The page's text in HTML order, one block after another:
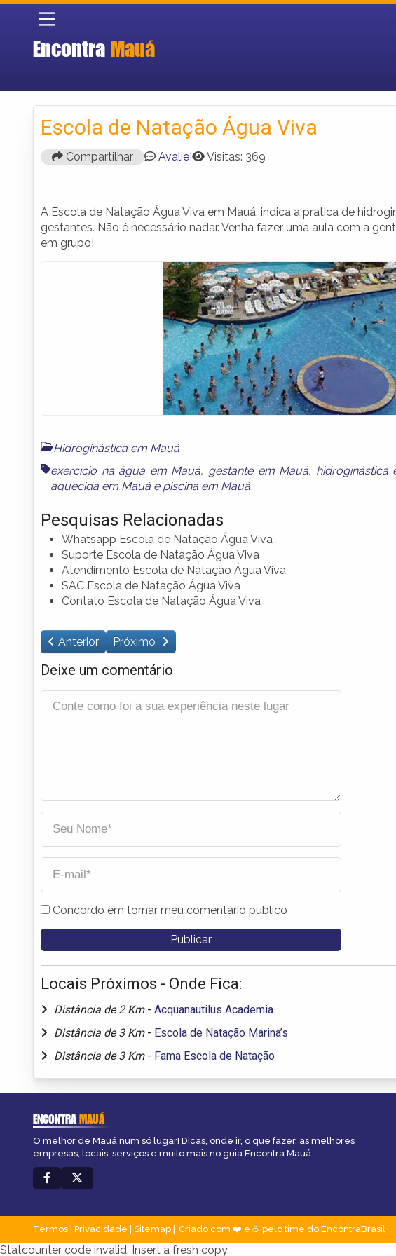
Encontra Mauá
Escola de Natação Água Viva
Compartilhar Avalie! Visitas: 369
A Escola de Natação Água Viva em Mauá, indica a pratica de
gestantes. Não é necessário nadar. Venha fazer uma aula com a
em grupo!
Hidroginástica em Mauá
exercício na água em Mauá, gestante em Mauá, hidroginástica
aquecida em Mauá e piscina em Mauá
Pesquisas Relacionadas
Whatsapp Escola de Natação Água Viva
Suporte Escola de Natação Água Viva
Atendimento Escola de Natação Água Viva
SAC Escola de Natação Água Viva
Contato Escola de Natação Água Viva
Anterior Próximo
Deixe um comentário
Concordo em tornar meu comentário público
Locais Próximos - Onde Fica:
Distância de 2 Km - Acquanautilus Academia
Distância de 3 Km - Escola de Natação Marina’s
Distância de 3 Km - Fama Escola de Natação
ENCONTRAMAUÁ
O melhor de Mauá num só lugar! Dicas, onde ir, o que fazer, as melhores
empresas, locais, serviços e muito mais no guia Encontra Mauá.
Termos Privacidade Sitemap Criado com ❤️ e ☕ pelo time do EncontraBrasil
Statcounter code invalid. Insert a fresh copy.